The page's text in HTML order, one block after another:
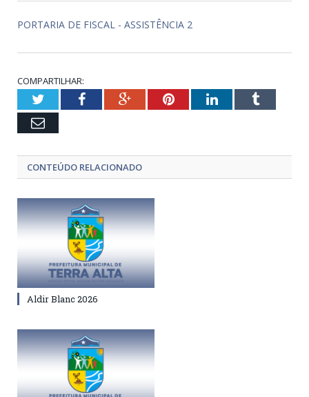
PORTARIA DE FISCAL - ASSISTÊNCIA 2
COMPARTILHAR:
TwitterFacebookGoogle+PinterestLinkedInTumblr
Email
CONTEÚDO RELACIONADO
Aldir Blanc 2026